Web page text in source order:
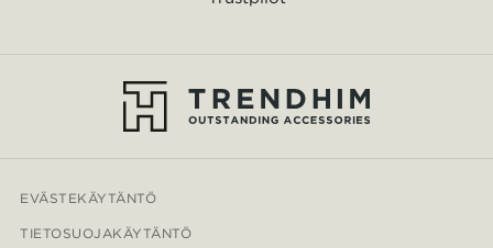
EVÄSTEKÄYTÄNTÖ
TIETOSUOJAKÄYTÄNTÖ